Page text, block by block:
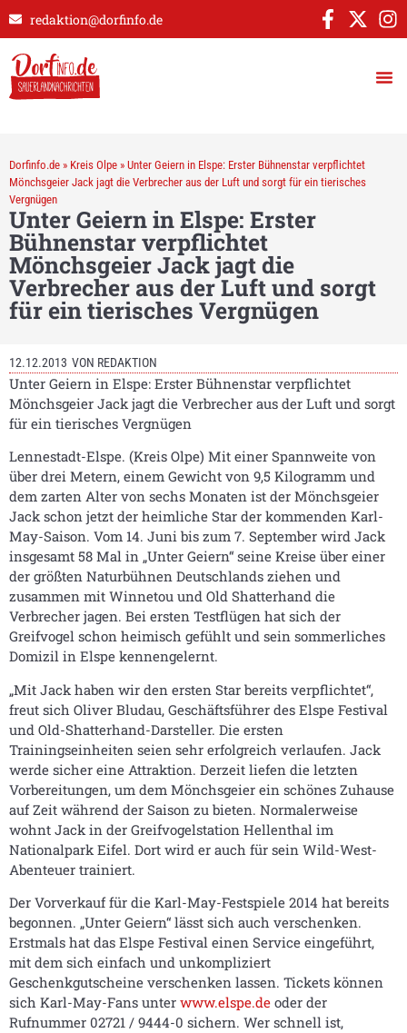
redaktion@dorfinfo.de
Dorfinfo.de » Kreis Olpe » Unter Geiern in Elspe: Erster Bühnenstar verpflichtet
Mönchsgeier Jack jagt die Verbrecher aus der Luft und sorgt für ein tierisches
Vergnügen
Unter Geiern in Elspe: Erster
Bühnenstar verpflichtet
Mönchsgeier Jack jagt die
Verbrecher aus der Luft und sorgt
für ein tierisches Vergnügen
12.12.2013 VON REDAKTION
Unter Geiern in Elspe: Erster Bühnenstar verpflichtet
Mönchsgeier Jack jagt die Verbrecher aus der Luft und sorgt
für ein tierisches Vergnügen
Lennestadt-Elspe. (Kreis Olpe) Mit einer Spannweite von
über drei Metern, einem Gewicht von 9,5 Kilogramm und
dem zarten Alter von sechs Monaten ist der Mönchsgeier
Jack schon jetzt der heimliche Star der kommenden Karl-
May-Saison. Vom 14. Juni bis zum 7. September wird Jack
insgesamt 58 Mal in „Unter Geiern“ seine Kreise über einer
der größten Naturbühnen Deutschlands ziehen und
zusammen mit Winnetou und Old Shatterhand die
Verbrecher jagen. Bei ersten Testflügen hat sich der
Greifvogel schon heimisch gefühlt und sein sommerliches
Domizil in Elspe kennengelernt.
„Mit Jack haben wir den ersten Star bereits verpflichtet“,
freut sich Oliver Bludau, Geschäftsführer des Elspe Festival
und Old-Shatterhand-Darsteller. Die ersten
Trainingseinheiten seien sehr erfolgreich verlaufen. Jack
werde sicher eine Attraktion. Derzeit liefen die letzten
Vorbereitungen, um dem Mönchsgeier ein schönes Zuhause
auf Zeit während der Saison zu bieten. Normalerweise
wohnt Jack in der Greifvogelstation Hellenthal im
Nationalpark Eifel. Dort wird er auch für sein Wild-West-
Abenteuer trainiert.
Der Vorverkauf für die Karl-May-Festspiele 2014 hat bereits
begonnen. „Unter Geiern“ lässt sich auch verschenken.
Erstmals hat das Elspe Festival einen Service eingeführt,
mit dem sich einfach und unkompliziert
Geschenkgutscheine verschenken lassen. Tickets können
sich Karl-May-Fans unter www.elspe.de oder der
Rufnummer 02721 / 9444-0 sichern. Wer schnell ist,